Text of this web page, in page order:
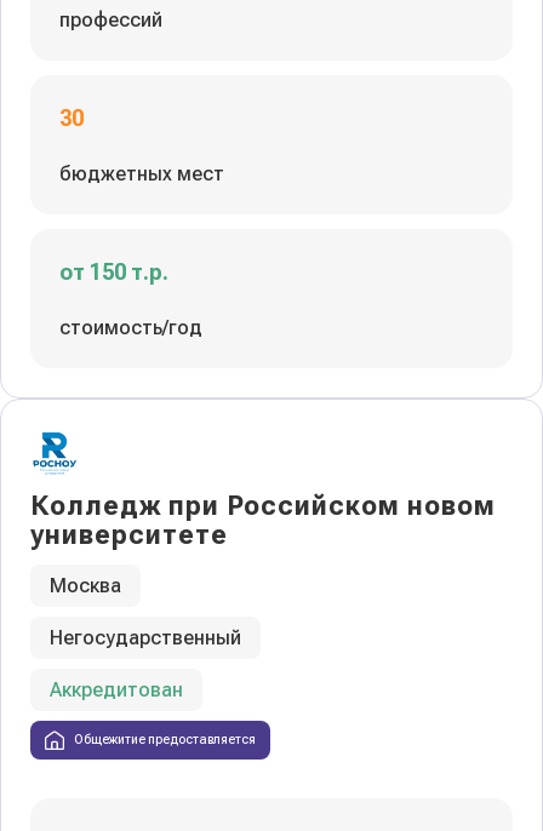
профессий
30
бюджетных мест
от 150 т.р.
стоимость/год
Колледж при Российском новом
университете
Москва
Негосударственный
Аккредитован
Общежитие предоставляется